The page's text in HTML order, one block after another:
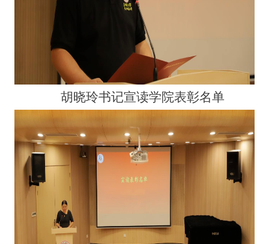
胡晓玲书记宣读学院表彰名单